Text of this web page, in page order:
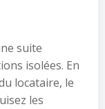
suite
isolées. En
locataire, le
les